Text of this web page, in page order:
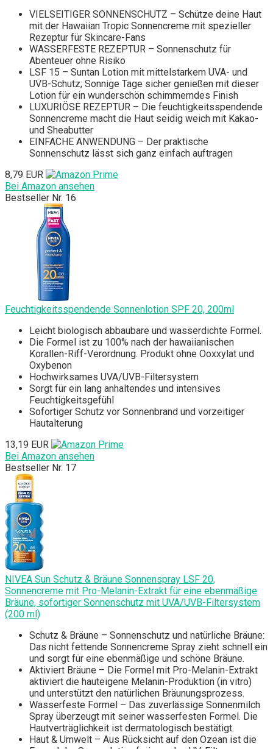
VIELSEITIGER SONNENSCHUTZ – Schütze deine Haut
mit der Hawaiian Tropic Sonnencreme mit spezieller
Rezeptur für Skincare-Fans
WASSERFESTE REZEPTUR – Sonnenschutz für
Abenteuer ohne Risiko
LSF 15 – Suntan Lotion mit mittelstarkem UVA- und
UVB-Schutz; Sonnige Tage sicher genießen mit dieser
Lotion für ein wunderschön schimmerndes Finish
LUXURIÖSE REZEPTUR – Die feuchtigkeitsspendende
Sonnencreme macht die Haut seidig weich mit Kakao-
und Sheabutter
EINFACHE ANWENDUNG – Der praktische
Sonnenschutz lässt sich ganz einfach auftragen
8,79 EUR
Bei Amazon ansehen
Bestseller Nr. 16
Feuchtigkeitsspendende Sonnenlotion SPF 20, 200ml
Leicht biologisch abbaubare und wasserdichte Formel.
Die Formel ist zu 100% nach der hawaiianischen
Korallen-Riff-Verordnung. Produkt ohne Ooxxylat und
Oxybenon
Hochwirksames UVA/UVB-Filtersystem
Sorgt für ein lang anhaltendes und intensives
Feuchtigkeitsgefühl
Sofortiger Schutz vor Sonnenbrand und vorzeitiger
Hautalterung
13,19 EUR
Bei Amazon ansehen
Bestseller Nr. 17
NIVEA Sun Schutz & Bräune Sonnenspray LSF 20,
Sonnencreme mit Pro-Melanin-Extrakt für eine ebenmäßige
Bräune, sofortiger Sonnenschutz mit UVA/UVB-Filtersystem
(200 ml)
Schutz & Bräune – Sonnenschutz und natürliche Bräune:
Das nicht fettende Sonnencreme Spray zieht schnell ein
und sorgt für eine ebenmäßige und schöne Bräune.
Aktiviert Bräune – Die Formel mit Pro-Melanin-Extrakt
aktiviert die hauteigene Melanin-Produktion (in vitro)
und unterstützt den natürlichen Bräunungsprozess.
Wasserfeste Formel – Das zuverlässige Sonnenmilch
Spray überzeugt mit seiner wasserfesten Formel. Die
Hautverträglichkeit ist dermatologisch bestätigt.
Haut & Umwelt – Aus Rücksicht auf den Ozean ist die